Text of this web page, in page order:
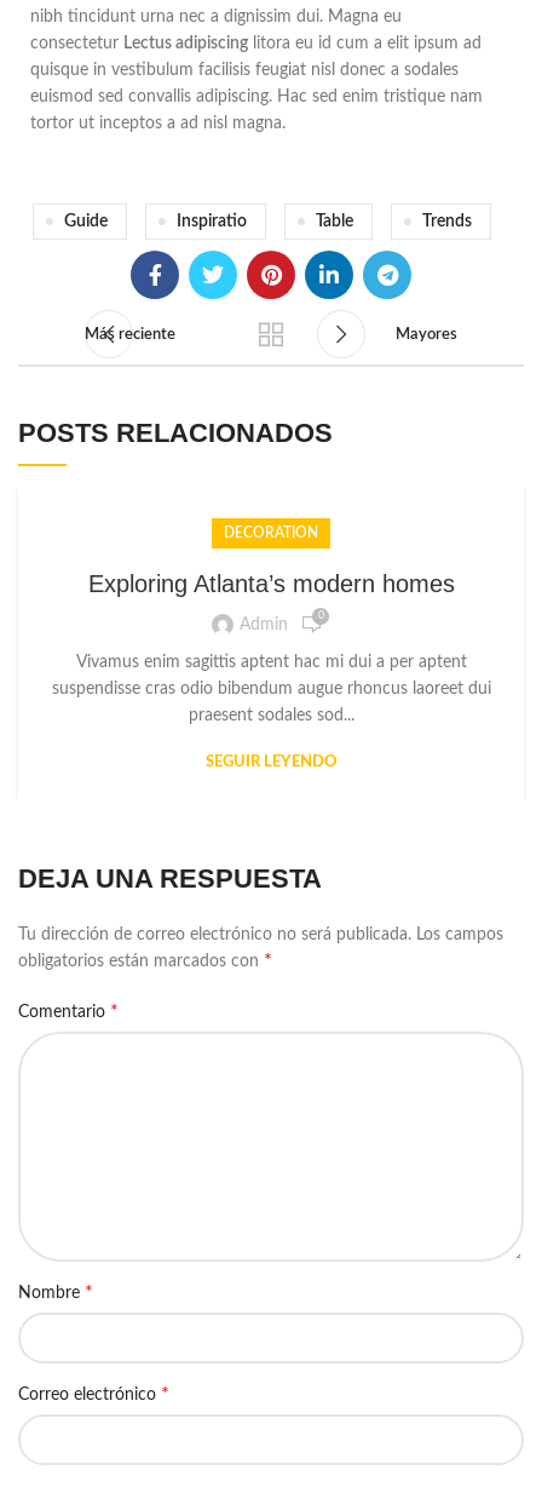
nibh tincidunt urna nec a dignissim dui. Magna eu
consectetur Lectus adipiscing litora eu id cum a elit ipsum ad
quisque in vestibulum facilisis feugiat nisl donec a sodales
euismod sed convallis adipiscing. Hac sed enim tristique nam
tortor ut inceptos a ad nisl magna.
Guide Inspiratio Table Trends
Más reciente Mayores
POSTS RELACIONADOS
DECORATION
Exploring Atlanta’s modern homes
Admin 0
Vivamus enim sagittis aptent hac mi dui a per aptent
suspendisse cras odio bibendum augue rhoncus laoreet dui
praesent sodales sod...
SEGUIR LEYENDO
DEJA UNA RESPUESTA
Tu dirección de correo electrónico no será publicada. Los campos
obligatorios están marcados con *
Comentario *
Nombre *
Correo electrónico *